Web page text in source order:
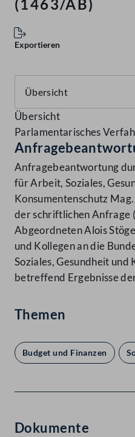
(1463/AB)
Exportieren
Übersicht
Parlamentarisches
Anfragebeantwortung
für Arbeit, Soziales,
Konsumentenschutz
der schriftlichen Anfrage
Abgeordneten Alois
und Kollegen an die
Soziales, Gesundheit und
betreffend Ergebnisse
Themen
Budget und Finanzen
Dokumente